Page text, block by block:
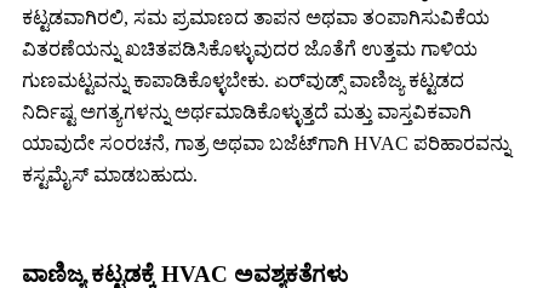
ಕಟ್ಟಡವಾಗಿರಲಿ, ಸಮ ಪ್ರಮಾಣದ ತಾಪನ ಅಥವಾ ತಂಪಾಗಿಸುವಿಕೆಯ
ವಿತರಣೆಯನ್ನು ಖಚಿತಪಡಿಸಿಕೊಳ್ಳುವುದರ ಜೊತೆಗೆ ಉತ್ತಮ ಗಾಳಿಯ
ಗುಣಮಟ್ಟವನ್ನು ಕಾಪಾಡಿಕೊಳ್ಳಬೇಕು. ಏರ್‌ವುಡ್ಸ್ ವಾಣಿಜ್ಯ ಕಟ್ಟಡದ
ನಿರ್ದಿಷ್ಟ ಅಗತ್ಯಗಳನ್ನು ಅರ್ಥಮಾಡಿಕೊಳ್ಳುತ್ತದೆ ಮತ್ತು ವಾಸ್ತವಿಕವಾಗಿ
ಯಾವುದೇ ಸಂರಚನೆ, ಗಾತ್ರ ಅಥವಾ ಬಜೆಟ್‌ಗಾಗಿ HVAC ಪರಿಹಾರವನ್ನು
ಕಸ್ಟಮೈಸ್ ಮಾಡಬಹುದು.
ವಾಣಿಜ್ಯ ಕಟ್ಟಡಕ್ಕೆ HVAC ಅವಶ್ಯಕತೆಗಳು